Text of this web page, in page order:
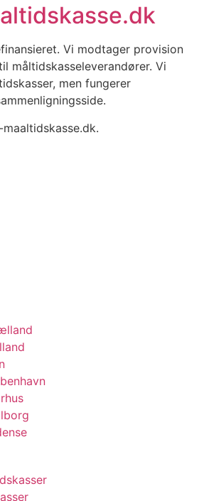
Vi modtager provision
måltidskasseleverandører. Vi
men fungerer